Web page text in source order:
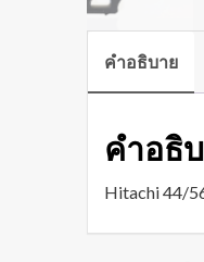
คำอธิบาย
คำอธิ
Hitachi 44/